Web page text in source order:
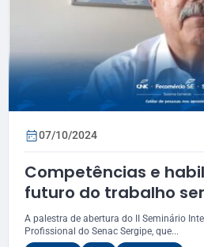
07/10/2024
Competências e
futuro do trabalho
palestra internacional
de Educação
A palestra de abertura do II Seminário
Profissional do Senac Sergipe, que...